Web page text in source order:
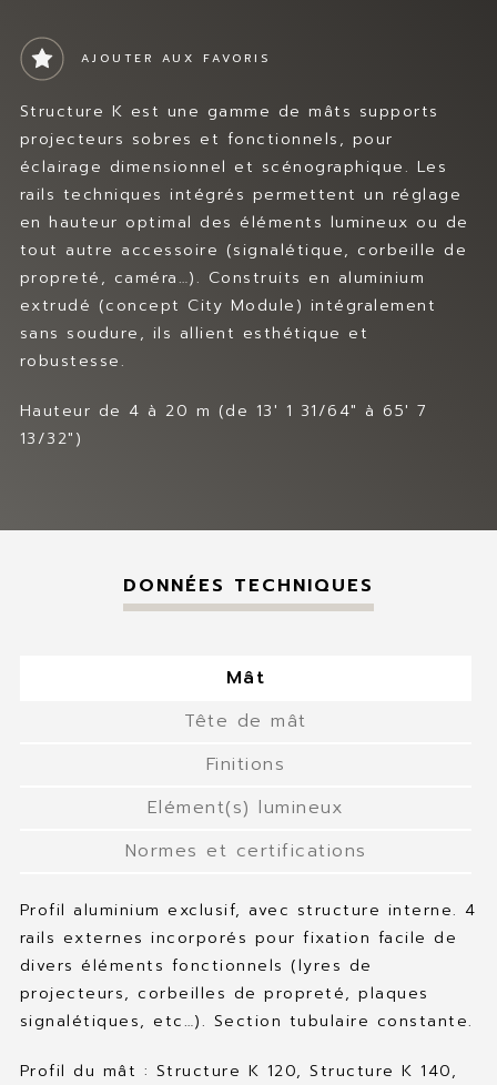
AJOUTER AUX FAVORIS
Structure K est une gamme de mâts supports
projecteurs sobres et fonctionnels, pour
éclairage dimensionnel et scénographique. Les
rails techniques intégrés permettent un réglage
en hauteur optimal des éléments lumineux ou de
tout autre accessoire (signalétique, corbeille de
propreté, caméra…). Construits en aluminium
extrudé (concept City Module) intégralement
sans soudure, ils allient esthétique et
robustesse.
Hauteur de 4 à 20 m (de 13′ 1 31/64″ à 65′ 7
13/32″)
DONNÉES TECHNIQUES
Mât
Tête de mât
Finitions
Elément(s) lumineux
Normes et certifications
Profil aluminium exclusif, avec structure interne. 4
rails externes incorporés pour fixation facile de
divers éléments fonctionnels (lyres de
projecteurs, corbeilles de propreté, plaques
signalétiques, etc…). Section tubulaire constante.
Profil du mât : Structure K 120, Structure K 140,